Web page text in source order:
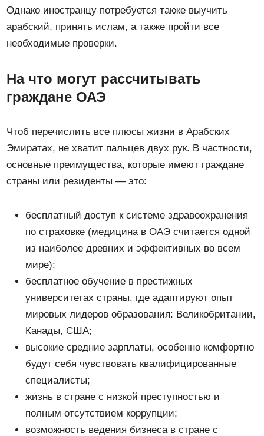
Однако иностранцу потребуется также выучить
арабский, принять ислам, а также пройти все
необходимые проверки.
На что могут рассчитывать
граждане ОАЭ
Чтоб перечислить все плюсы жизни в Арабских
Эмиратах, не хватит пальцев двух рук. В частности,
основные преимущества, которые имеют граждане
страны или резиденты — это:
бесплатный доступ к системе здравоохранения
по страховке (медицина в ОАЭ считается одной
из наиболее древних и эффективных во всем
мире);
бесплатное обучение в престижных
университетах страны, где адаптируют опыт
мировых лидеров образования: Великобритании,
Канады, США;
высокие средние зарплаты, особенно комфортно
будут себя чувствовать квалифицированные
специалисты;
жизнь в стране с низкой преступностью и
полным отсутствием коррупции;
возможность ведения бизнеса в стране с